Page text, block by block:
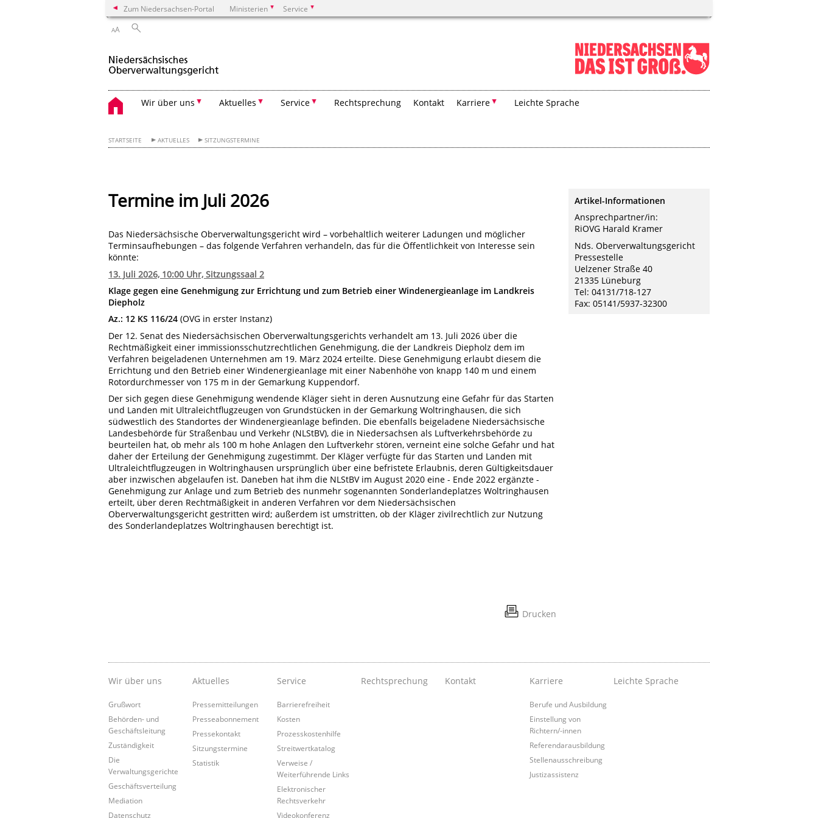
Zum Niedersachsen-Portal Ministerien Service
AA
Wir über uns Aktuelles Service Rechtsprechung Kontakt Karriere Leichte Sprache
STARTSEITE AKTUELLES SITZUNGSTERMINE
Termine im Juli 2026
Das Niedersächsische Oberverwaltungsgericht wird – vorbehaltlich weiterer Ladungen und möglicher
Terminsaufhebungen – das folgende Verfahren verhandeln, das für die Öffentlichkeit von Interesse sein
könnte:
13. Juli 2026, 10:00 Uhr, Sitzungssaal 2
Klage gegen eine Genehmigung zur Errichtung und zum Betrieb einer Windenergieanlage im Landkreis
Diepholz
Az.: 12 KS 116/24 (OVG in erster Instanz)
Der 12. Senat des Niedersächsischen Oberverwaltungsgerichts verhandelt am 13. Juli 2026 über die
Rechtmäßigkeit einer immissionsschutzrechtlichen Genehmigung, die der Landkreis Diepholz dem im
Verfahren beigeladenen Unternehmen am 19. März 2024 erteilte. Diese Genehmigung erlaubt diesem die
Errichtung und den Betrieb einer Windenergieanlage mit einer Nabenhöhe von knapp 140 m und einem
Rotordurchmesser von 175 m in der Gemarkung Kuppendorf.
Der sich gegen diese Genehmigung wendende Kläger sieht in deren Ausnutzung eine Gefahr für das Starten
und Landen mit Ultraleichtflugzeugen von Grundstücken in der Gemarkung Woltringhausen, die sich
südwestlich des Standortes der Windenergieanlage befinden. Die ebenfalls beigeladene Niedersächsische
Landesbehörde für Straßenbau und Verkehr (NLStBV), die in Niedersachsen als Luftverkehrsbehörde zu
beurteilen hat, ob mehr als 100 m hohe Anlagen den Luftverkehr stören, verneint eine solche Gefahr und hat
daher der Erteilung der Genehmigung zugestimmt. Der Kläger verfügte für das Starten und Landen mit
Ultraleichtflugzeugen in Woltringhausen ursprünglich über eine befristete Erlaubnis, deren Gültigkeitsdauer
aber inzwischen abgelaufen ist. Daneben hat ihm die NLStBV im August 2020 eine - Ende 2022 ergänzte -
Genehmigung zur Anlage und zum Betrieb des nunmehr sogenannten Sonderlandeplatzes Woltringhausen
erteilt, über deren Rechtmäßigkeit in anderen Verfahren vor dem Niedersächsischen
Oberverwaltungsgericht gestritten wird; außerdem ist umstritten, ob der Kläger zivilrechtlich zur Nutzung
des Sonderlandeplatzes Woltringhausen berechtigt ist.
Drucken
Artikel-Informationen
Ansprechpartner/in:
RiOVG Harald Kramer
Nds. Oberverwaltungsgericht
Pressestelle
Uelzener Straße 40
21335 Lüneburg
Tel: 04131/718-127
Fax: 05141/5937-32300
Wir über uns
Grußwort
Behörden- und
Geschäftsleitung
Zuständigkeit
Die
Verwaltungsgerichte
Geschäftsverteilung
Mediation
Datenschutz
Aktuelles
Pressemitteilungen
Presseabonnement
Pressekontakt
Sitzungstermine
Statistik
Service
Barrierefreiheit
Kosten
Prozesskostenhilfe
Streitwertkatalog
Verweise /
Weiterführende Links
Elektronischer
Rechtsverkehr
Videokonferenz
Rechtsprechung Kontakt Karriere
Berufe und Ausbildung
Einstellung von
Richtern/-innen
Referendarausbildung
Stellenausschreibung
Justizassistenz
Leichte Sprache